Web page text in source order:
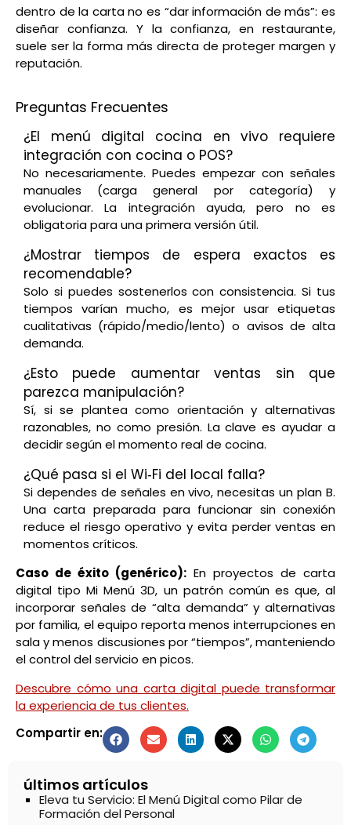
dentro de la carta no es “dar información de más”: es
diseñar confianza. Y la confianza, en restaurante,
suele ser la forma más directa de proteger margen y
reputación.
Preguntas Frecuentes
¿El menú digital cocina en vivo requiere
integración con cocina o POS?
No necesariamente. Puedes empezar con señales
manuales (carga general por categoría) y
evolucionar. La integración ayuda, pero no es
obligatoria para una primera versión útil.
¿Mostrar tiempos de espera exactos es
recomendable?
Solo si puedes sostenerlos con consistencia. Si tus
tiempos varían mucho, es mejor usar etiquetas
cualitativas (rápido/medio/lento) o avisos de alta
demanda.
¿Esto puede aumentar ventas sin que
parezca manipulación?
Sí, si se plantea como orientación y alternativas
razonables, no como presión. La clave es ayudar a
decidir según el momento real de cocina.
¿Qué pasa si el Wi‑Fi del local falla?
Si dependes de señales en vivo, necesitas un plan B.
Una carta preparada para funcionar sin conexión
reduce el riesgo operativo y evita perder ventas en
momentos críticos.
Caso de éxito (genérico): En proyectos de carta
digital tipo Mi Menú 3D, un patrón común es que, al
incorporar señales de “alta demanda” y alternativas
por familia, el equipo reporta menos interrupciones en
sala y menos discusiones por “tiempos”, manteniendo
el control del servicio en picos.
Descubre cómo una carta digital puede transformar
la experiencia de tus clientes.
Compartir en:
últimos artículos
Eleva tu Servicio: El Menú Digital como Pilar de
Formación del Personal